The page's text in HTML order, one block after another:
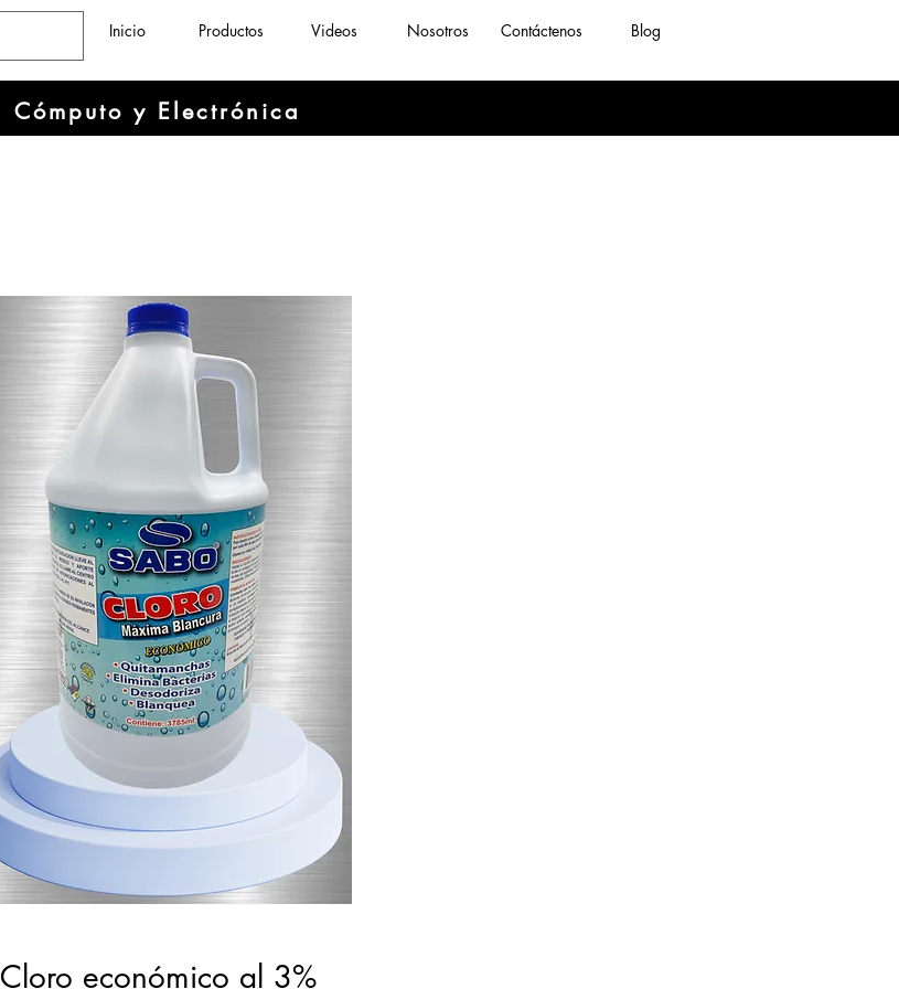
Inicio Productos Videos Nosotros Contáctenos Blog
Cómputo y Electrónica
Cloro económico al 3%